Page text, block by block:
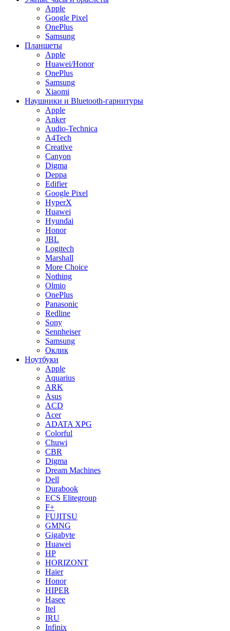
Apple
Google Pixel
OnePlus
Samsung
Планшеты
Apple
Huawei/Honor
OnePlus
Samsung
Xiaomi
Наушники и Bluetooth-гарнитуры
Apple
Anker
Audio-Technica
A4Tech
Creative
Canyon
Digma
Deppa
Edifier
Google Pixel
HyperX
Huawei
Hyundai
Honor
JBL
Logitech
Marshall
More Choice
Nothing
Olmio
OnePlus
Panasonic
Redline
Sony
Sennheiser
Samsung
Оклик
Ноутбуки
Apple
Aquarius
ARK
Asus
ACD
Acer
ADATA XPG
Colorful
Chuwi
CBR
Digma
Dream Machines
Dell
Durabook
ECS Elitegroup
F+
FUJITSU
GMNG
Gigabyte
Huawei
HP
HORIZONT
Haier
Honor
HIPER
Hasee
Itel
IRU
Infinix